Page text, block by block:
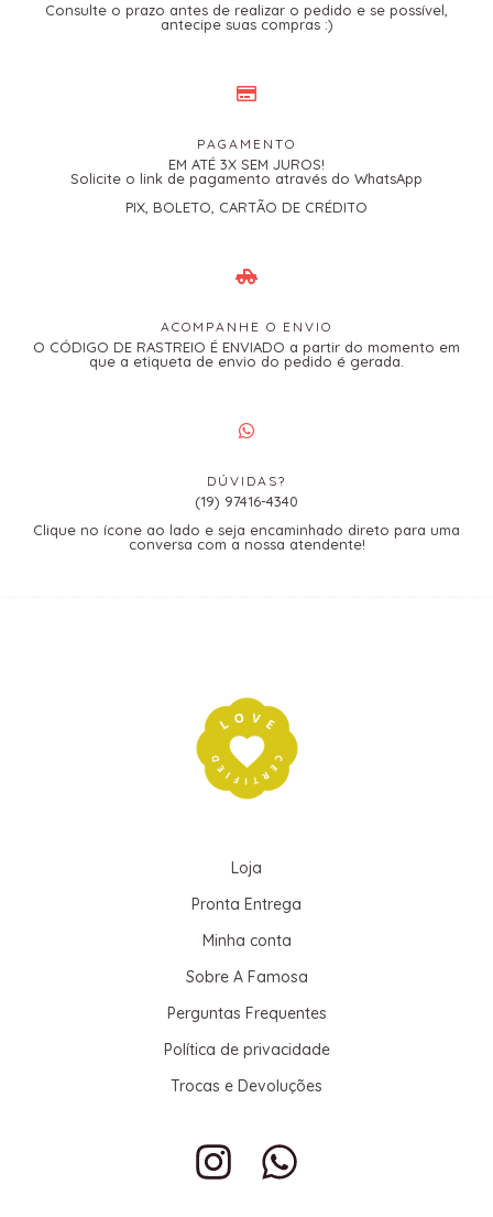
Consulte o prazo antes de realizar o pedido e se possível,
antecipe suas compras :)
PAGAMENTO
EM ATÉ 3X SEM JUROS!
Solicite o link de pagamento através do WhatsApp
PIX, BOLETO, CARTÃO DE CRÉDITO
ACOMPANHE O ENVIO
O CÓDIGO DE RASTREIO É ENVIADO a partir do momento em
que a etiqueta de envio do pedido é gerada.
DÚVIDAS?
(19) 97416-4340
Clique no ícone ao lado e seja encaminhado direto para uma
conversa com a nossa atendente!
Loja
Pronta Entrega
Minha conta
Sobre A Famosa
Perguntas Frequentes
Política de privacidade
Trocas e Devoluções